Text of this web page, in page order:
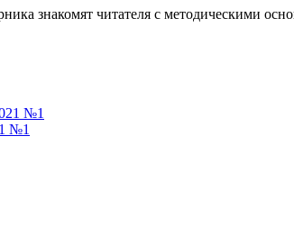
знакомят читателя с методическими
№1